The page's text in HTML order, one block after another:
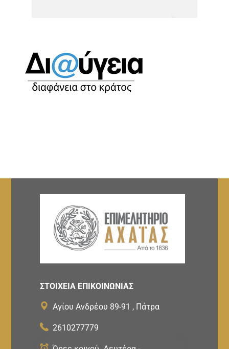
ΣΤΟΙΧΕΙΑ ΕΠΙΚΟΙΝΩΝΙΑΣ
Αγίου Ανδρέου 89-91 , Πάτρα
2610277779